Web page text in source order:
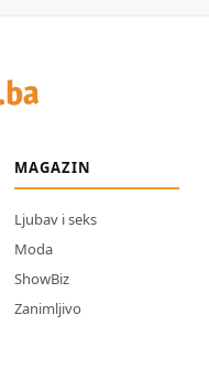
MAGAZIN
Ljubav i seks
Moda
ShowBiz
Zanimljivo